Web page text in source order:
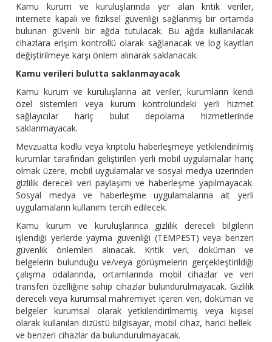
Kamu kurum ve kuruluşlarında yer alan kritik veriler,
internete kapalı ve fiziksel güvenliği sağlanmış bir ortamda
bulunan güvenli bir ağda tutulacak. Bu ağda kullanılacak
cihazlara erişim kontrollü olarak sağlanacak ve log kayıtları
değiştirilmeye karşı önlem alınarak saklanacak.
Kamu verileri bulutta saklanmayacak
Kamu kurum ve kuruluşlarına ait veriler, kurumların kendi
özel sistemleri veya kurum kontrolündeki yerli hizmet
sağlayıcılar hariç bulut depolama hizmetlerinde
saklanmayacak.
Mevzuatta kodlu veya kriptolu haberleşmeye yetkilendirilmiş
kurumlar tarafından geliştirilen yerli mobil uygulamalar hariç
olmak üzere, mobil uygulamalar ve sosyal medya üzerinden
gizlilik dereceli veri paylaşımı ve haberleşme yapılmayacak.
Sosyal medya ve haberleşme uygulamalarına ait yerli
uygulamaların kullanımı tercih edilecek.
Kamu kurum ve kuruluşlarınca gizlilik dereceli bilgilerin
işlendiği yerlerde yayma güvenliği (TEMPEST) veya benzeri
güvenlik önlemleri alınacak. Kritik veri, doküman ve
belgelerin bulunduğu ve/veya görüşmelerin gerçekleştirildiği
çalışma odalarında, ortamlarında mobil cihazlar ve veri
transferi özelliğine sahip cihazlar bulundurulmayacak. Gizlilik
dereceli veya kurumsal mahremiyet içeren veri, doküman ve
belgeler kurumsal olarak yetkilendirilmemiş veya kişisel
olarak kullanılan dizüstü bilgisayar, mobil cihaz, harici bellek
ve benzeri cihazlar da bulundurulmayacak.